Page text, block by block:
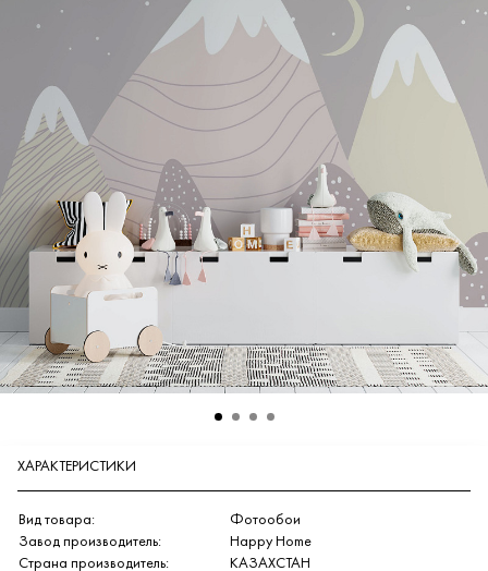
ХАРАКТЕРИСТИКИ
Вид товара:
Фотообои
Завод производитель:
Happy Home
Страна производитель:
КАЗАХСТАН